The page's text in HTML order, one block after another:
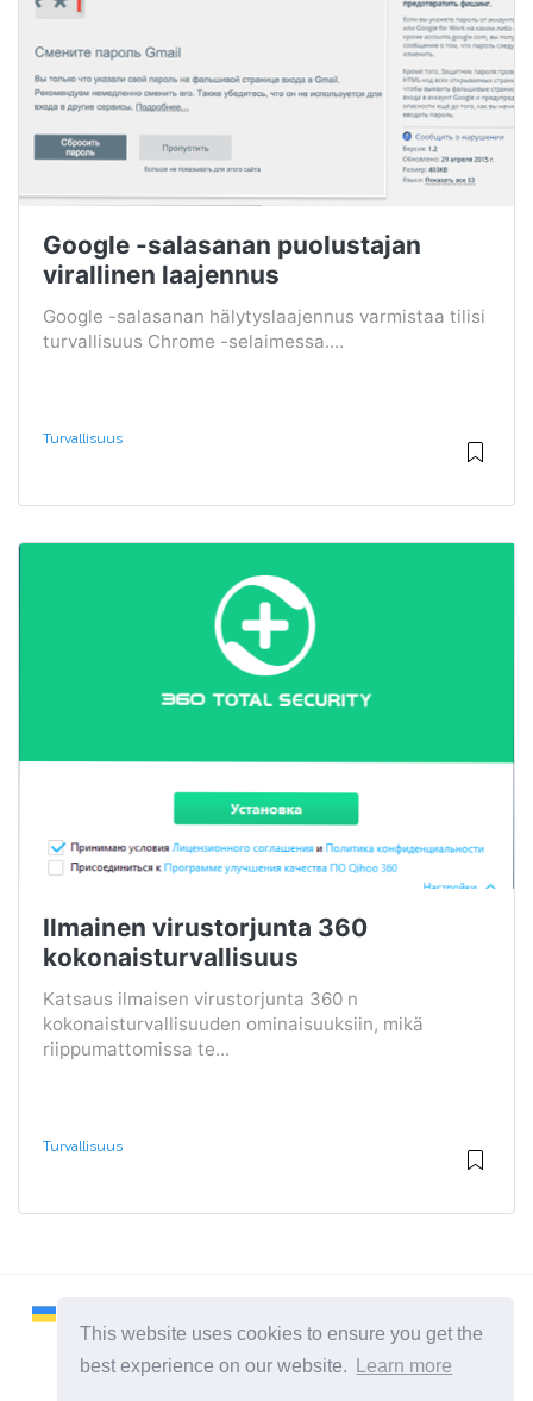
This website uses cookies to ensure you get the
best experience on our website.
Learn more
Google -salasanan puolustajan
virallinen laajennus
Google -salasanan hälytyslaajennus varmistaa tilisi
turvallisuus Chrome -selaimessa....
Turvallisuus
Ilmainen virustorjunta 360
kokonaisturvallisuus
Katsaus ilmaisen virustorjunta 360 n
kokonaisturvallisuuden ominaisuuksiin, mikä
riippumattomissa te...
Turvallisuus